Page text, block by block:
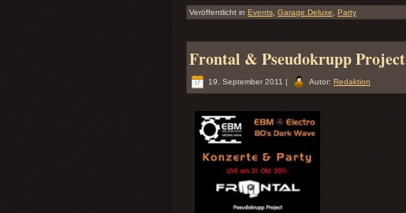
Veröffentlicht in Events Garage Deluxe Party
Frontal & Pseudokrupp Project
19. September 2011 | Autor: Redaktion